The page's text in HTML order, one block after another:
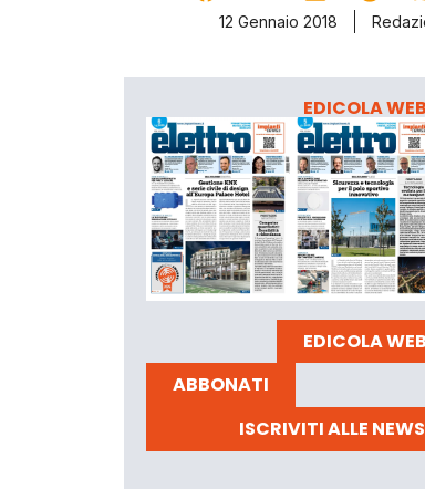
12 Gennaio 2018
EDICOLA WEB
EDICOLA WEB
ABBONATI
ISCRIVITI ALLE